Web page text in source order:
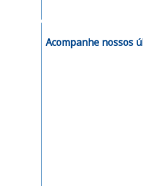
Acompanhe nossos